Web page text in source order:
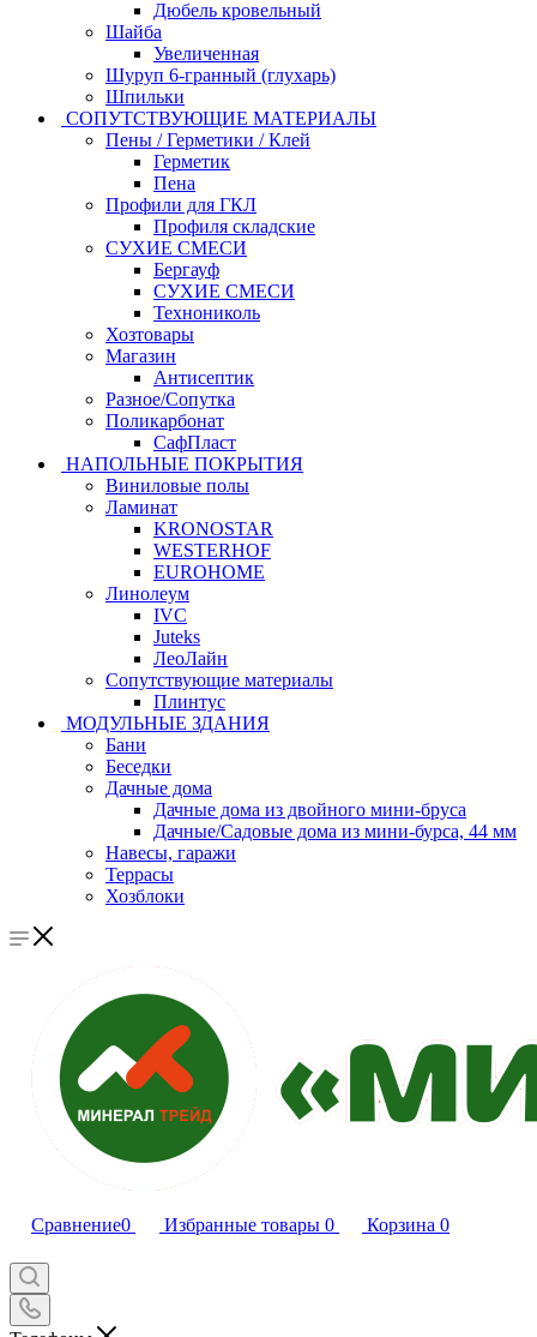
Дюбель кровельный
Шайба
Увеличенная
Шуруп 6-гранный (глухарь)
Шпильки
СОПУТСТВУЮЩИЕ МАТЕРИАЛЫ
Пены / Герметики / Клей
Герметик
Пена
Профили для ГКЛ
Профиля складские
СУХИЕ СМЕСИ
Бергауф
СУХИЕ СМЕСИ
Технониколь
Хозтовары
Магазин
Антисептик
Разное/Сопутка
Поликарбонат
СафПласт
НАПОЛЬНЫЕ ПОКРЫТИЯ
Виниловые полы
Ламинат
KRONOSTAR
WESTERHOF
EUROHOME
Линолеум
IVC
Juteks
ЛеоЛайн
Сопутствующие материалы
Плинтус
МОДУЛЬНЫЕ ЗДАНИЯ
Бани
Беседки
Дачные дома
Дачные дома из двойного мини-бруса
Дачные/Садовые дома из мини-бурса, 44 мм
Навесы, гаражи
Террасы
Хозблоки
Сравнение0 Избранные товары 0 Корзина 0